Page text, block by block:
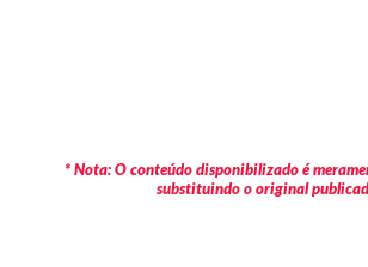
* Nota: O conteúdo disponibilizado é
substituindo o original